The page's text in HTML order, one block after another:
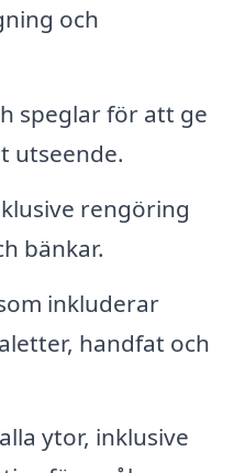
och
speglar för att ge
utseende.
rengöring
bänkar.
inkluderar
handfat och
ytor, inklusive